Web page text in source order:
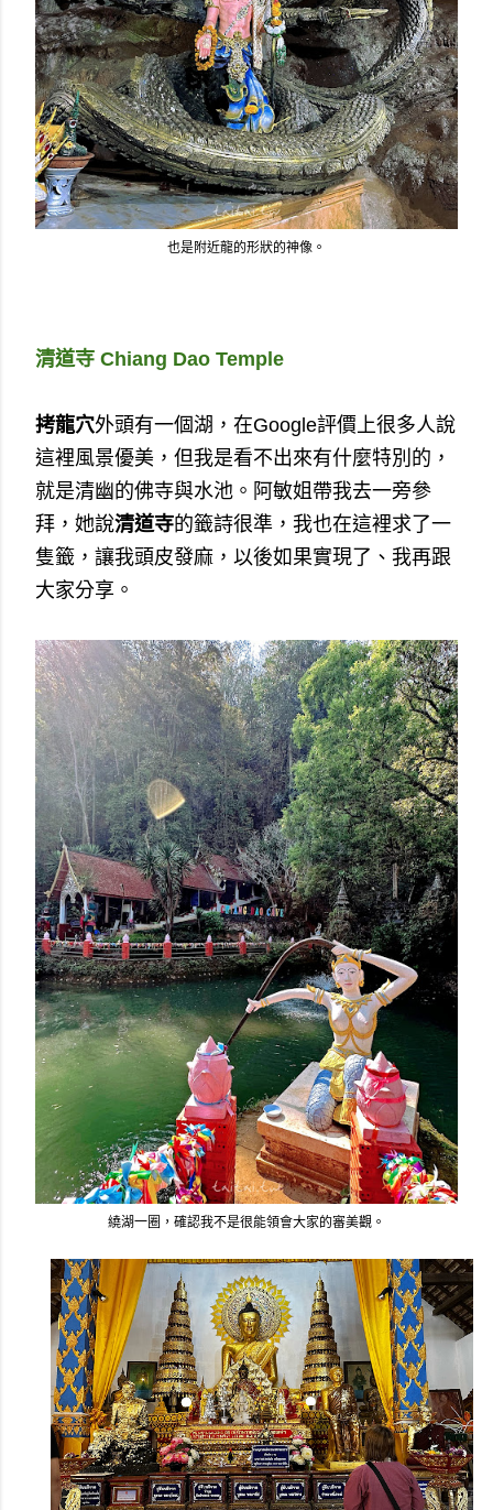
也是附近龍的形狀的神像。
清道寺 Chiang Dao Temple
拷龍穴外頭有一個湖，在Google評價上很多人說
這裡風景優美，但我是看不出來有什麼特別的，
就是清幽的佛寺與水池。阿敏姐帶我去一旁參
拜，她說清道寺的籤詩很準，我也在這裡求了一
隻籤，讓我頭皮發麻，以後如果實現了、我再跟
大家分享。
繞湖一圈，確認我不是很能領會大家的審美觀。